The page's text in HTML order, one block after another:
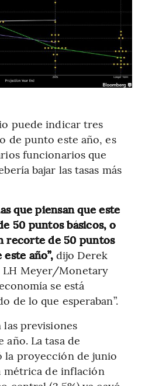
puede indicar tres
de punto este año, es
funcionarios que
bajar las tasas más
que piensan que este
50 puntos básicos, o
recorte de 50 puntos
año”,dijo Derek
LH Meyer/Monetary
se está
de lo que esperaban”.
las previsiones
año. La tasa de
la proyección de junio
métrica de inflación